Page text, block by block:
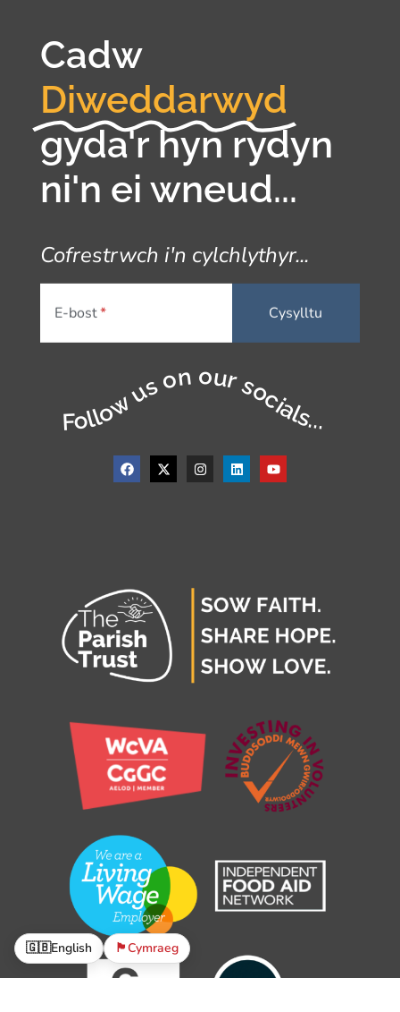
Cadw
Diweddarwyd
gyda'r hyn rydyn
ni'n ei wneud...
Cofrestrwch i'n cylchlythyr...
E-bost
Follow us on our socials...
🇬🇧English 🏴󠁧󠁢󠁷󠁬󠁳󠁿Cymraeg